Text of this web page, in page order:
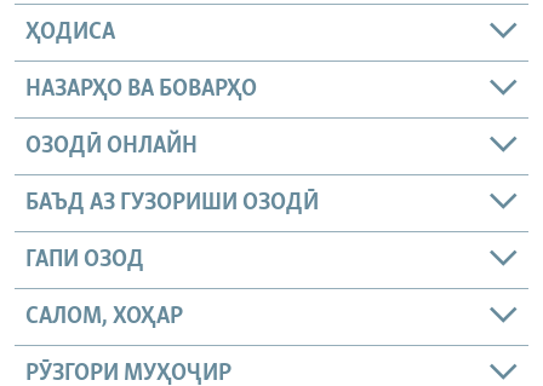
ҲОДИСА
НАЗАРҲО ВА БОВАРҲО
ОЗОДӢ ОНЛАЙН
БАЪД АЗ ГУЗОРИШИ ОЗОДӢ
ГАПИ ОЗОД
САЛОМ, ХОҲАР
РӮЗГОРИ МУҲОҶИР